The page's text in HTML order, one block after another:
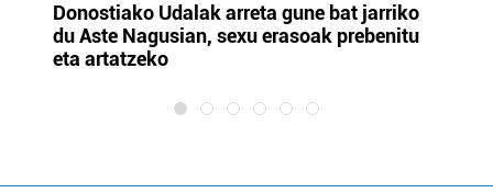
Donostiako Udalak arreta gune bat jarriko
du Aste Nagusian, sexu erasoak prebenitu
eta artatzeko